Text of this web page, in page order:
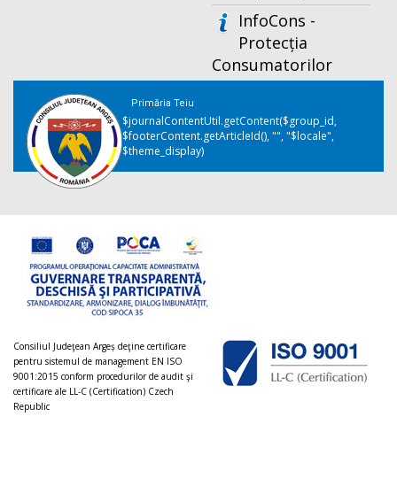
InfoCons -
Protecția
Consumatorilor
Primăria Teiu
$journalContentUtil.getContent($group_id,
$footerContent.getArticleId(), "", "$locale",
$theme_display)
Consiliul Judeţean Argeș deţine certificare
pentru sistemul de management EN ISO
9001:2015 conform procedurilor de audit şi
certificare ale LL-C (Certification) Czech
Republic